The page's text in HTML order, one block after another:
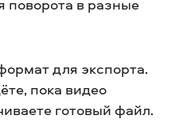
поворота в разные
для экспорта.
пока видео
готовый файл.